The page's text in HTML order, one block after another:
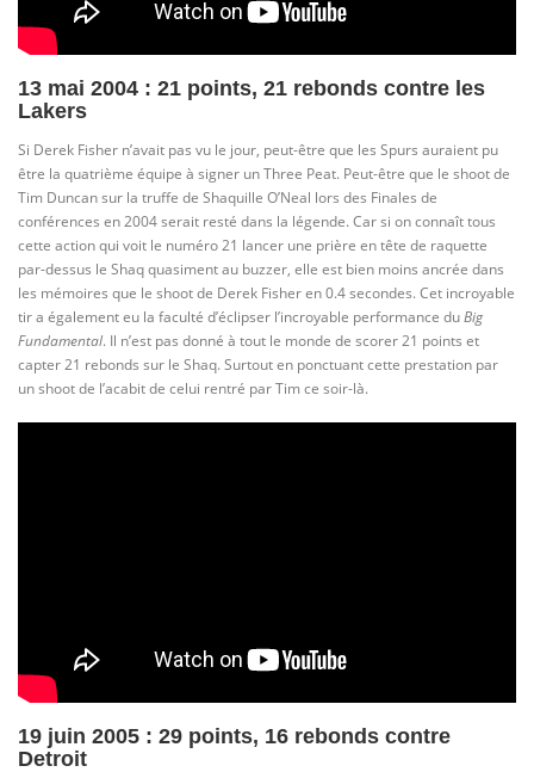
13 mai 2004 : 21 points, 21 rebonds contre les
Lakers
Si Derek Fisher n’avait pas vu le jour, peut-être que les Spurs auraient pu
être la quatrième équipe à signer un Three Peat. Peut-être que le shoot de
Tim Duncan sur la truffe de Shaquille O’Neal lors des Finales de
conférences en 2004 serait resté dans la légende. Car si on connaît tous
cette action qui voit le numéro 21 lancer une prière en tête de raquette
par-dessus le Shaq quasiment au buzzer, elle est bien moins ancrée dans
les mémoires que le shoot de Derek Fisher en 0.4 secondes. Cet incroyable
tir a également eu la faculté d’éclipser l’incroyable performance duBig
Fundamental. Il n’est pas donné à tout le monde de scorer 21 points et
capter 21 rebonds sur le Shaq. Surtout en ponctuant cette prestation par
un shoot de l’acabit de celui rentré par Tim ce soir-là.
19 juin 2005 : 29 points, 16 rebonds contre
Detroit